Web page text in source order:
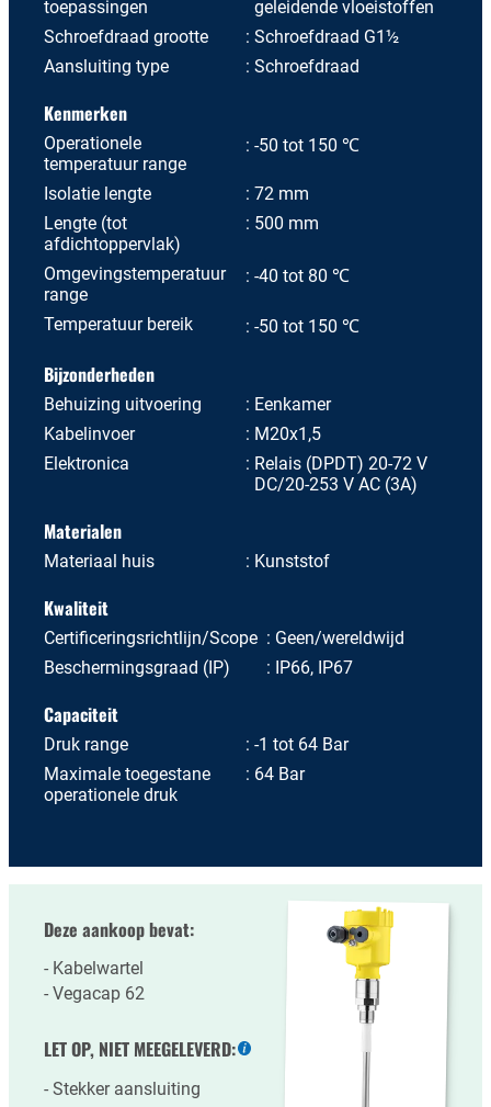
toepassingen
geleidende vloeistoffen
Schroefdraad grootte
Schroefdraad G1½
Aansluiting type
Schroefdraad
Kenmerken
Operationele
temperatuur range
-50 tot 150 ℃
Isolatie lengte
72 mm
Lengte (tot
afdichtoppervlak)
500 mm
Omgevingstemperatuur
range
-40 tot 80 ℃
Temperatuur bereik -50 tot 150 ℃
Bijzonderheden
Behuizing uitvoering
Eenkamer
Kabelinvoer
M20x1,5
Elektronica
Relais (DPDT) 20-72 V
DC/20-253 V AC (3A)
Materialen
Materiaal huis Kunststof
Kwaliteit
Certificeringsrichtlijn/Scope
Geen/wereldwijd
Beschermingsgraad (IP)
IP66, IP67
Capaciteit
Druk range
-1 tot 64 Bar
Maximale toegestane
operationele druk
64 Bar
Deze aankoop bevat:
Kabelwartel
Vegacap 62
LET OP, NIET MEEGELEVERD:
Stekker aansluiting